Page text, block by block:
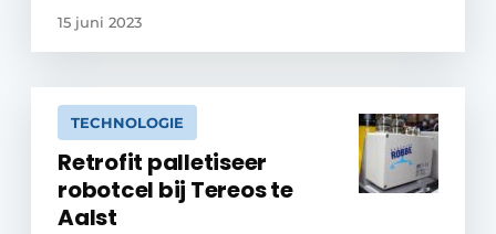
15 juni 2023
TECHNOLOGIE
Retrofit palletiseer
robotcel bij Tereos te
Aalst